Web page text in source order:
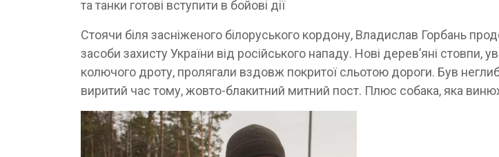
та танки готові вступити в бойові дії
Стоячи біля засніженого білоруського кордону, Владислав Горбань
засоби захисту України від російського нападу. Нові дерев’яні стовпи,
колючого дроту, пролягали вздовж покритої сльотою дороги. Був
виритий час тому, жовто-блакитний митний пост. Плюс собака, яка